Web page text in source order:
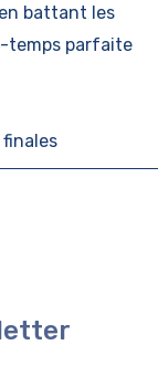
battant les
temps parfaite